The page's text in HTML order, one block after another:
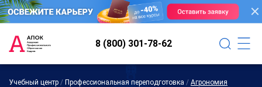
8 (800) 301-78-62
Учебный центр / Профессиональная переподготовка / Агрономия